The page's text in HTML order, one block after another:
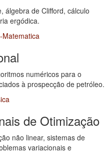
álgebra de Clifford, cálculo
ergódica.
Matematica
numéricos para o
à prospecção de petróleo.
de Otimização
não linear, sistemas de
variacionais e